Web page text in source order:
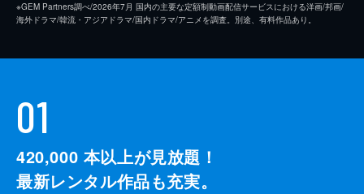
※GEM Partners調べ/2026年7⽉ 国内の主要な定額制動画配信サービスにおける洋画/邦画/
海外ドラマ/韓流・アジアドラマ/国内ドラマ/アニメを調査。別途、有料作品あり。
01
420,000 本以上が見放題！
最新レンタル作品も充実。